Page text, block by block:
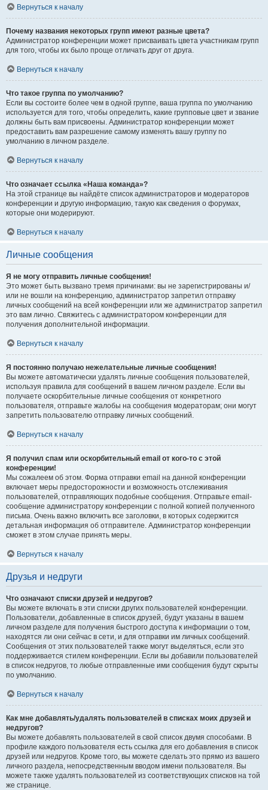
Вернуться к началу
Почему названия некоторых групп имеют разные цвета?
Администратор конференции может присваивать цвета участникам групп
для того, чтобы их было проще отличать друг от друга.
Вернуться к началу
Что такое группа по умолчанию?
Если вы состоите более чем в одной группе, ваша группа по умолчанию
используется для того, чтобы определить, какие групповые цвет и звание
должны быть вам присвоены. Администратор конференции может
предоставить вам разрешение самому изменять вашу группу по
умолчанию в личном разделе.
Вернуться к началу
Что означает ссылка «Наша команда»?
На этой странице вы найдёте список администраторов и модераторов
конференции и другую информацию, такую как сведения о форумах,
которые они модерируют.
Вернуться к началу
Личные сообщения
Я не могу отправить личные сообщения!
Это может быть вызвано тремя причинами: вы не зарегистрированы и/
или не вошли на конференцию, администратор запретил отправку
личных сообщений на всей конференции или же администратор запретил
это вам лично. Свяжитесь с администратором конференции для
получения дополнительной информации.
Вернуться к началу
Я постоянно получаю нежелательные личные сообщения!
Вы можете автоматически удалять личные сообщения пользователей,
используя правила для сообщений в вашем личном разделе. Если вы
получаете оскорбительные личные сообщения от конкретного
пользователя, отправьте жалобы на сообщения модераторам; они могут
запретить пользователю отправку личных сообщений.
Вернуться к началу
Я получил спам или оскорбительный email от кого-то с этой
конференции!
Мы сожалеем об этом. Форма отправки email на данной конференции
включает меры предосторожности и возможность отслеживания
пользователей, отправляющих подобные сообщения. Отправьте email-
сообщение администратору конференции с полной копией полученного
письма. Очень важно включить все заголовки, в которых содержится
детальная информация об отправителе. Администратор конференции
сможет в этом случае принять меры.
Вернуться к началу
Друзья и недруги
Что означают списки друзей и недругов?
Вы можете включать в эти списки других пользователей конференции.
Пользователи, добавленные в список друзей, будут указаны в вашем
личном разделе для получения быстрого доступа к информации о том,
находятся ли они сейчас в сети, и для отправки им личных сообщений.
Сообщения от этих пользователей также могут выделяться, если это
поддерживается стилем конференции. Если вы добавили пользователей
в список недругов, то любые отправленные ими сообщения будут скрыты
по умолчанию.
Вернуться к началу
Как мне добавлять/удалять пользователей в списках моих друзей и
недругов?
Вы можете добавлять пользователей в свой список двумя способами. В
профиле каждого пользователя есть ссылка для его добавления в список
друзей или недругов. Кроме того, вы можете сделать это прямо из вашего
личного раздела, непосредственным вводом имени пользователя. Вы
можете также удалять пользователей из соответствующих списков на той
же странице.